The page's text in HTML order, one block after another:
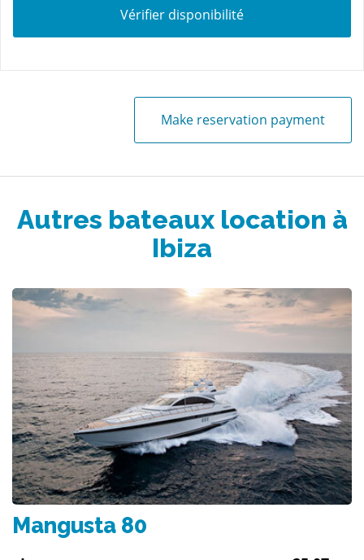
Vérifier disponibilité
Make reservation payment
Autres bateaux location à
Ibiza
Mangusta 80